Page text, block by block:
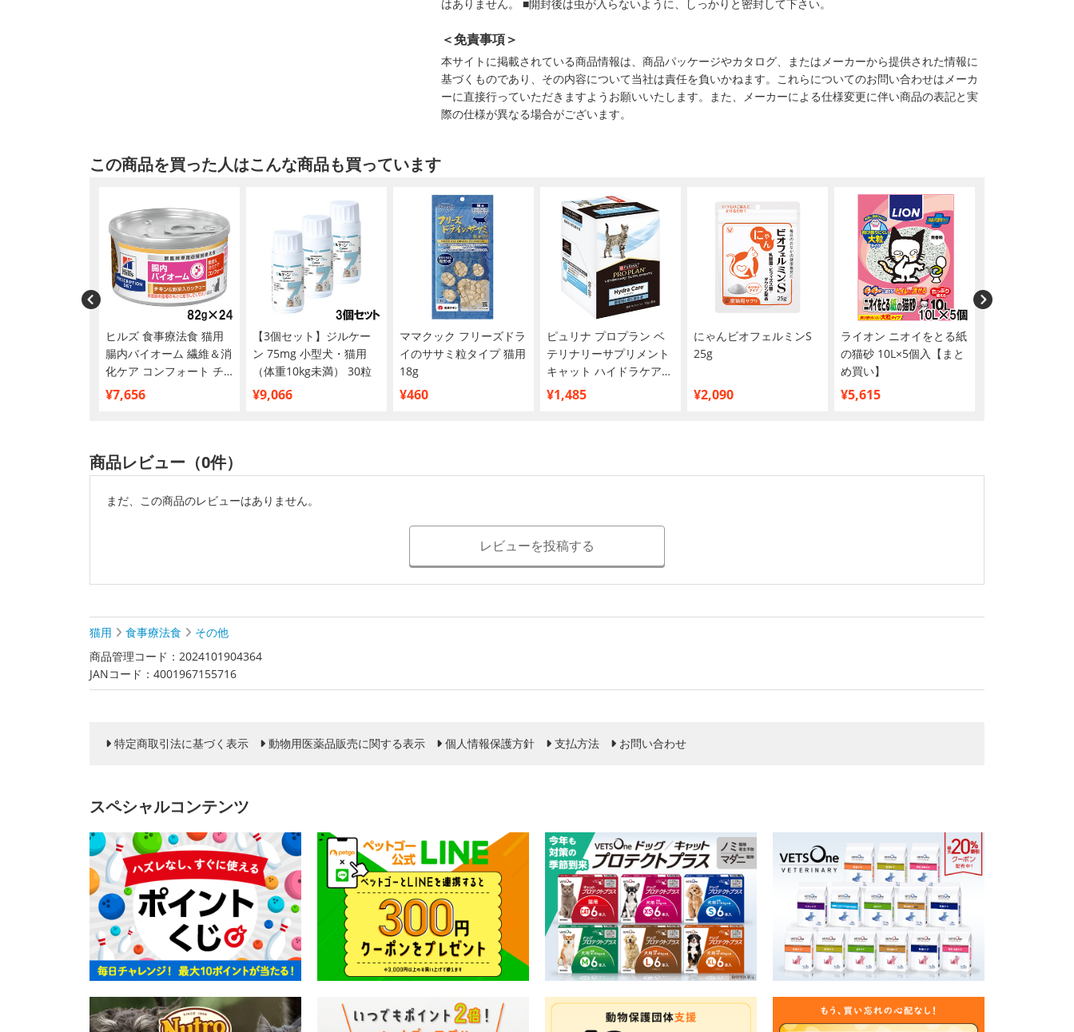
はありません。 ■開封後は虫が入らないように、しっかりと密封して下さい。
＜免責事項＞
本サイトに掲載されている商品情報は、商品パッケージやカタログ、またはメーカーから提供された情報に
基づくものであり、その内容について当社は責任を負いかねます。これらについてのお問い合わせはメーカ
ーに直接行っていただきますようお願いいたします。また、メーカーによる仕様変更に伴い商品の表記と実
際の仕様が異なる場合がございます。
この商品を買った人はこんな商品も買っています
ヒルズ 食事療法食 猫用
腸内バイオーム 繊維＆消
化ケア コンフォート チ
キン＆野菜入りシチュー
缶 82g×24
¥7,656
【3個セット】ジルケー
ン 75mg 小型犬・猫用
（体重10kg未満） 30粒
¥9,066
ママクック フリーズドラ
イのササミ粒タイプ 猫用
18g
¥460
ピュリナ プロプラン ベ
テリナリーサプリメント
キャット ハイドラケア
75g×6袋
¥1,485
にゃんビオフェルミンS
25g
¥2,090
ライオン ニオイをとる紙
の猫砂 10L×5個入【まと
め買い】
¥5,615
商品レビュー（0件）
まだ、この商品のレビューはありません。
レビューを投稿する
猫用 食事療法食
その他
商品管理コード：2024101904364
JANコード：4001967155716
特定商取引法に基づく表示 動物用医薬品販売に関する表示 個人情報保護方針 支払方法 お問い合わせ
スペシャルコンテンツ